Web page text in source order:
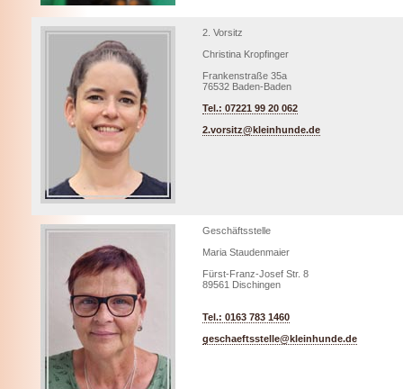
2. Vorsitz
Christina Kropfinger
Frankenstraße 35a
76532 Baden-Baden
Tel.: 07221 99 20 062
2.vorsitz@kleinhunde.de
Geschäftsstelle
Maria Staudenmaier
Fürst-Franz-Josef Str. 8
89561 Dischingen
Tel.: 0163 783 1460
geschaeftsstelle@kleinhunde.de